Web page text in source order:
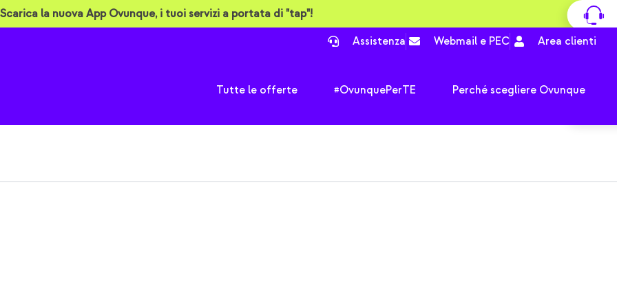
Scarica la nuova App Ovunque, i tuoi servizi a portata di "tap"!
Assistenza Webmail e PEC Area clienti
Tutte le offerte Apri Tutte le offerte
#OvunquePerTE Apri #OvunquePerTE
Perché scegliere Ovunque